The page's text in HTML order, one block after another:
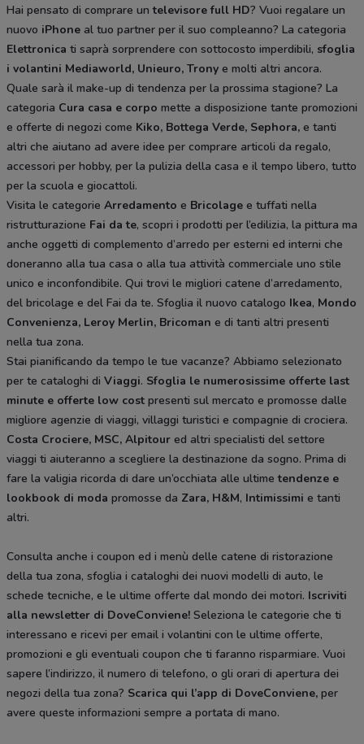
Hai pensato di comprare untelevisore full HD? Vuoi regalare un
nuovo iPhone al tuo partner per il suo compleanno? La categoria
Elettronica ti saprà sorprendere con sottocosto imperdibili, sfoglia
i volantini Mediaworld, Unieuro, Trony e molti altri ancora.
Quale sarà il make-up di tendenza per la prossima stagione? La
categoria Cura casa e corpo mette a disposizione tante promozioni
e offerte di negozi come Kiko, Bottega Verde, Sephora, e tanti
altri che aiutano ad avere idee per comprare articoli da regalo,
accessori per hobby, per la pulizia della casa e il tempo libero, tutto
per la scuola e giocattoli.
Visita le categorie Arredamento e Bricolage e tuffati nella
ristrutturazione Fai da te, scopri i prodotti per l’edilizia, la pittura ma
anche oggetti di complemento d’arredo per esterni ed interni che
doneranno alla tua casa o alla tua attività commerciale uno stile
unico e inconfondibile. Qui trovi le migliori catene d’arredamento,
del bricolage e del Fai da te. Sfoglia il nuovo catalogo Ikea, Mondo
Convenienza, Leroy Merlin, Bricoman e di tanti altri presenti
nella tua zona.
Stai pianificando da tempo le tue vacanze? Abbiamo selezionato
per te cataloghi di Viaggi. Sfoglia le numerosissime offerte last
minute e offerte low cost presenti sul mercato e promosse dalle
migliore agenzie di viaggi, villaggi turistici e compagnie di crociera.
Costa Crociere, MSC, Alpitour ed altri specialisti del settore
viaggi ti aiuteranno a scegliere la destinazione da sogno. Prima di
fare la valigia ricorda di dare un’occhiata alle ultimetendenze e
lookbook di moda promosse da Zara, H&M, Intimissimi e tanti
altri.
Consulta anche i coupon ed i menù delle catene di ristorazione
della tua zona, sfoglia i cataloghi dei nuovi modelli di auto, le
schede tecniche, e le ultime offerte dal mondo dei motori. Iscriviti
alla newsletter di DoveConviene! Seleziona le categorie che ti
interessano e ricevi per email i volantini con le ultime offerte,
promozioni e gli eventuali coupon che ti faranno risparmiare. Vuoi
sapere l’indirizzo, il numero di telefono, o gli orari di apertura dei
negozi della tua zona? Scarica qui l’app di DoveConviene, per
avere queste informazioni sempre a portata di mano.